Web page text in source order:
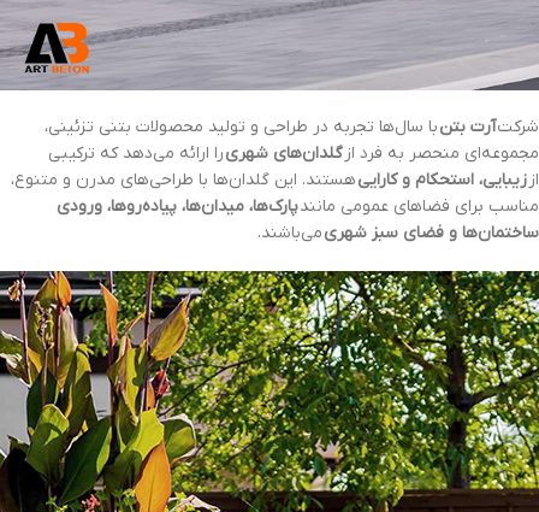
شرکتآرت بتنبا سال‌ها تجربه در طراحی و تولید محصولات بتنی تزئینی،
مجموعه‌ای منحصر به فرد ازگلدان‌های شهریرا ارائه می‌دهد که ترکیبی
اززیبایی، استحکام و کاراییهستند. این گلدان‌ها با طراحی‌های مدرن و متنوع،
مناسب برای فضاهای عمومی مانندپارک‌ها، میدان‌ها، پیاده‌روها، ورودی
ساختمان‌ها و فضای سبز شهریمی‌باشند.